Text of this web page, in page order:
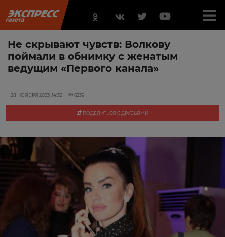
Не скрывают чувств: Волкову
поймали в обнимку с женатым
ведущим «Первого канала»
28 НОЯБРЯ 2023, 14:32 6239
ПОДЕЛИТЬСЯ С ДРУЗЬЯМИ